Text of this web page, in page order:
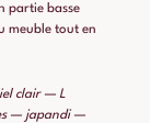
partie basse
meuble tout en
clair — L
— japandi —